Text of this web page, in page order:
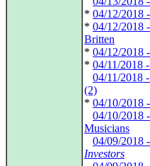
* 04/12/2018 -
* 04/12/2018 -
Britten
* 04/12/2018 -
* 04/11/2018 -
04/11/2018 -
(2)
* 04/10/2018 -
04/10/2018 -
Musicians
04/09/2018 -
Investors